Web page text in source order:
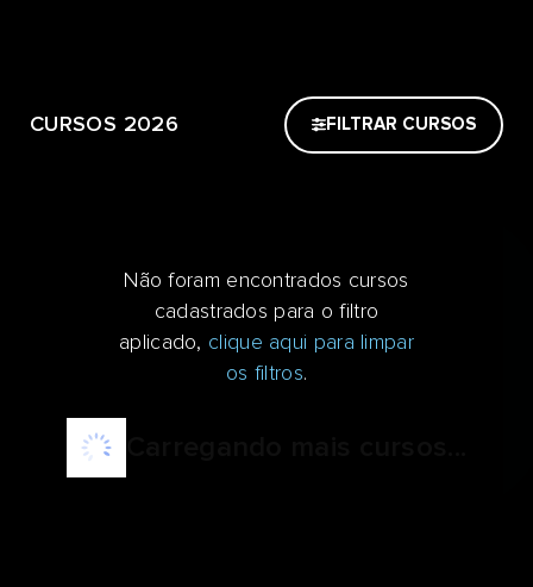
CURSOS 2026 FILTRAR CURSOS
Não foram encontrados cursos
cadastrados para o filtro
aplicado, clique aqui para limpar
os filtros.